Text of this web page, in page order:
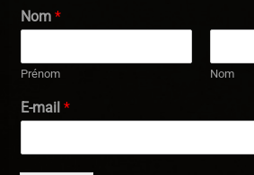
Nom*
Prénom Nom
E-mail*